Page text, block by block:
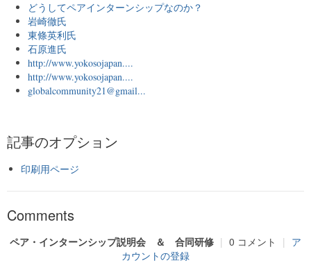
どうしてペアインターンシップなのか？
岩崎徹氏
東條英利氏
石原進氏
http://www.yokosojapan....
http://www.yokosojapan....
globalcommunity21@gmail...
記事のオプション
印刷用ページ
Comments
ペア・インターンシップ説明会 ＆ 合同研修 | 0 コメント | ア
カウントの登録